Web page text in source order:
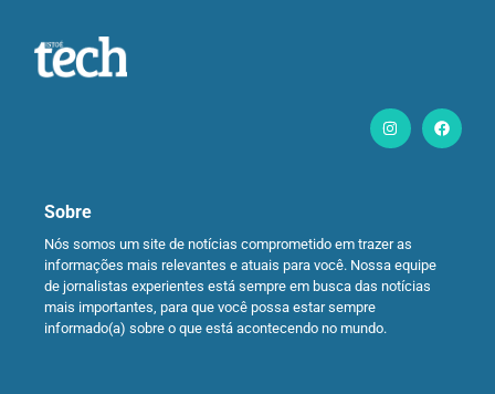
Sobre
Nós somos um site de notícias comprometido em trazer as
informações mais relevantes e atuais para você. Nossa equipe
de jornalistas experientes está sempre em busca das notícias
mais importantes, para que você possa estar sempre
informado(a) sobre o que está acontecendo no mundo.